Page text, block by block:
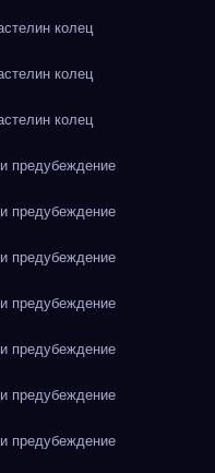
колец
колец
колец
предубеждение
предубеждение
предубеждение
предубеждение
предубеждение
предубеждение
предубеждение